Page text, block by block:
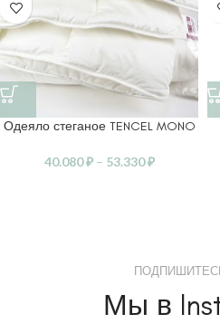
Одеяло стеганое TENCEL MONO
40.080₽ – 53.330₽
Мы в